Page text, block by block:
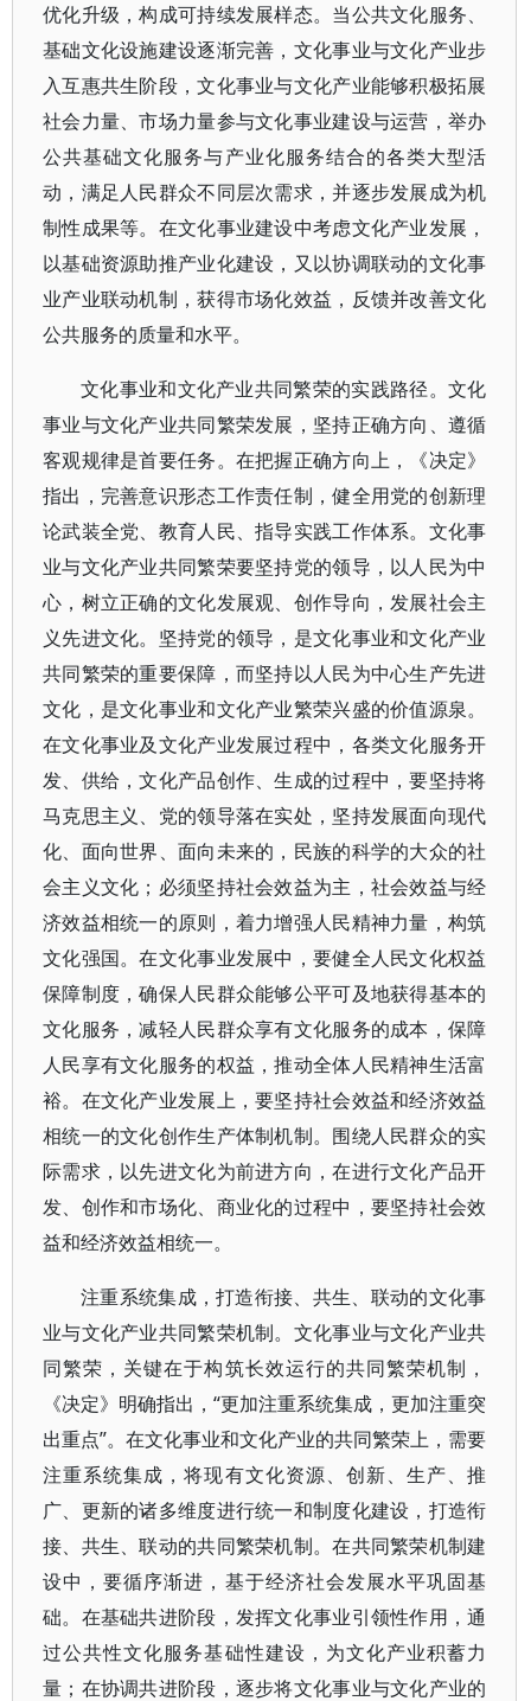
优化升级，构成可持续发展样态。当公共文化服务、
基础文化设施建设逐渐完善，文化事业与文化产业步
入互惠共生阶段，文化事业与文化产业能够积极拓展
社会力量、市场力量参与文化事业建设与运营，举办
公共基础文化服务与产业化服务结合的各类大型活
动，满足人民群众不同层次需求，并逐步发展成为机
制性成果等。在文化事业建设中考虑文化产业发展，
以基础资源助推产业化建设，又以协调联动的文化事
业产业联动机制，获得市场化效益，反馈并改善文化
公共服务的质量和水平。
文化事业和文化产业共同繁荣的实践路径。文化
事业与文化产业共同繁荣发展，坚持正确方向、遵循
客观规律是首要任务。在把握正确方向上，《决定》
指出，完善意识形态工作责任制，健全用党的创新理
论武装全党、教育人民、指导实践工作体系。文化事
业与文化产业共同繁荣要坚持党的领导，以人民为中
心，树立正确的文化发展观、创作导向，发展社会主
义先进文化。坚持党的领导，是文化事业和文化产业
共同繁荣的重要保障，而坚持以人民为中心生产先进
文化，是文化事业和文化产业繁荣兴盛的价值源泉。
在文化事业及文化产业发展过程中，各类文化服务开
发、供给，文化产品创作、生成的过程中，要坚持将
马克思主义、党的领导落在实处，坚持发展面向现代
化、面向世界、面向未来的，民族的科学的大众的社
会主义文化；必须坚持社会效益为主，社会效益与经
济效益相统一的原则，着力增强人民精神力量，构筑
文化强国。在文化事业发展中，要健全人民文化权益
保障制度，确保人民群众能够公平可及地获得基本的
文化服务，减轻人民群众享有文化服务的成本，保障
人民享有文化服务的权益，推动全体人民精神生活富
裕。在文化产业发展上，要坚持社会效益和经济效益
相统一的文化创作生产体制机制。围绕人民群众的实
际需求，以先进文化为前进方向，在进行文化产品开
发、创作和市场化、商业化的过程中，要坚持社会效
益和经济效益相统一。
注重系统集成，打造衔接、共生、联动的文化事
业与文化产业共同繁荣机制。文化事业与文化产业共
同繁荣，关键在于构筑长效运行的共同繁荣机制，
《决定》明确指出，“更加注重系统集成，更加注重突
出重点”。在文化事业和文化产业的共同繁荣上，需要
注重系统集成，将现有文化资源、创新、生产、推
广、更新的诸多维度进行统一和制度化建设，打造衔
接、共生、联动的共同繁荣机制。在共同繁荣机制建
设中，要循序渐进，基于经济社会发展水平巩固基
础。在基础共进阶段，发挥文化事业引领性作用，通
过公共性文化服务基础性建设，为文化产业积蓄力
量；在协调共进阶段，逐步将文化事业与文化产业的